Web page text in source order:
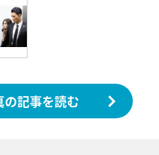
の記事を読む